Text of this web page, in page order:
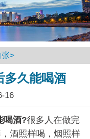
>
多久能喝酒
16
喝酒?很多人在做完
酒照样喝，烟照样